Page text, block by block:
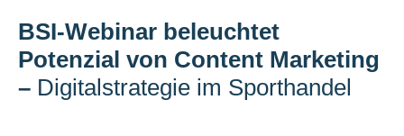
BSI-Webinar beleuchtet
Potenzial von Content Marketing
– Digitalstrategie im Sporthandel